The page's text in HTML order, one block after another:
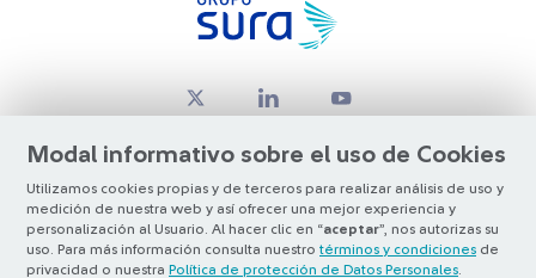
Modal informativo sobre el uso de Cookies
Utilizamos cookies propias y de terceros para realizar análisis de uso y
medición de nuestra web y así ofrecer una mejor experiencia y
personalización al Usuario. Al hacer clic en “aceptar”, nos autorizas su
uso. Para más información consulta nuestro términos y condiciones de
privacidad o nuestra Política de protección de Datos Personales
© Copyright Grupo SURA 2026